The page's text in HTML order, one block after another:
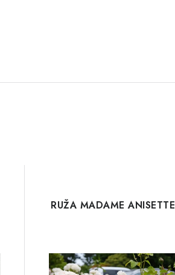
RUŽA MADAME ANISETTE